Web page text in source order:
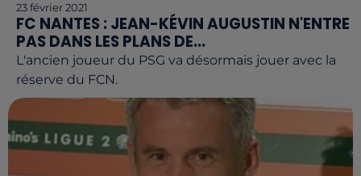
23 février 2021
FC NANTES : JEAN-KÉVIN AUGUSTIN N'ENTRE
PAS DANS LES PLANS DE...
L'ancien joueur du PSG va désormais jouer avec la
réserve du FCN.